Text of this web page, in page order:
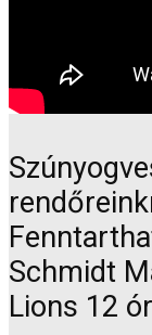
Schmidt
Lions 12